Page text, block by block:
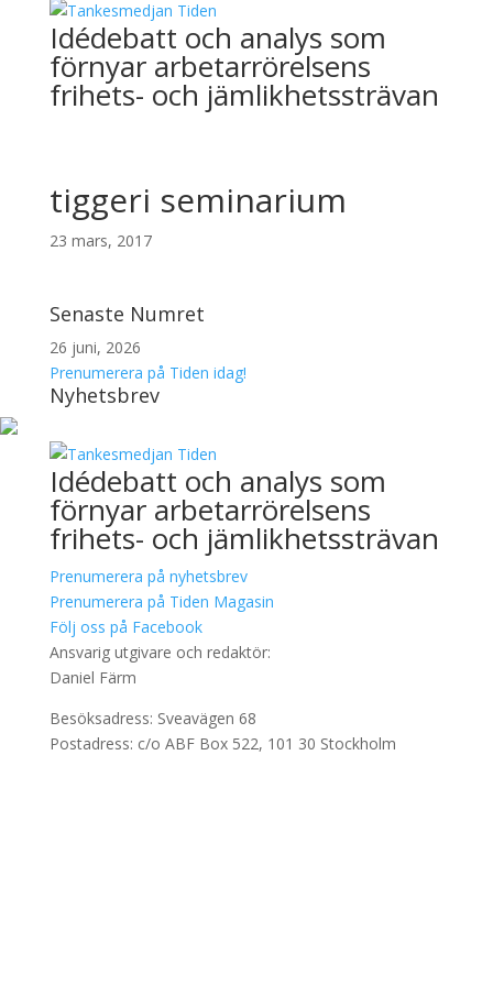
Idédebatt och analys som
förnyar arbetarrörelsens
frihets- och jämlikhetssträvan
tiggeri seminarium
23 mars, 2017
Senaste Numret
26 juni, 2026
Prenumerera på Tiden idag!
Nyhetsbrev
Idédebatt och analys som
förnyar arbetarrörelsens
frihets- och jämlikhetssträvan
Prenumerera på nyhetsbrev
Prenumerera på Tiden Magasin
Följ oss på Facebook
Ansvarig utgivare och redaktör:
Daniel Färm
Besöksadress: Sveavägen 68
Postadress: c/o ABF Box 522, 101 30 Stockholm